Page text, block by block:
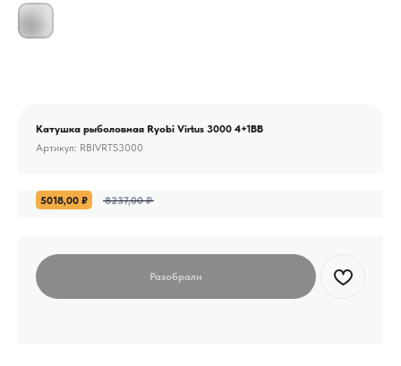
Катушка рыболовная Ryobi Virtus 3000 4+1BB
Артикул: RBIVRTS3000
5018,00 ₽ 8237,00 ₽